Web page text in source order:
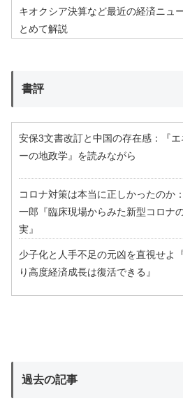
キオクシア決算など最近の経済ニュ
とめて解説
書評
安保3文書改訂と中国の存在感：『
ーの地政学』を読みながら
コロナ対策は本当に正しかったのか
一郎『臨床現場からみた新型コロナ
実』
少子化と人手不足の元凶を直視せよ
り高度経済成長は復活できる』
過去の記事